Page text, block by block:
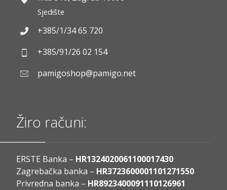
Sjedište
+385/1/34 65 720
+385/91/26 02 154
pamigoshop@pamigo.net
Žiro računi:
ERSTE Banka – HR1324020061100017430
Zagrebačka banka – HR3723600001101271550
Privredna banka – HR8923400091110126961